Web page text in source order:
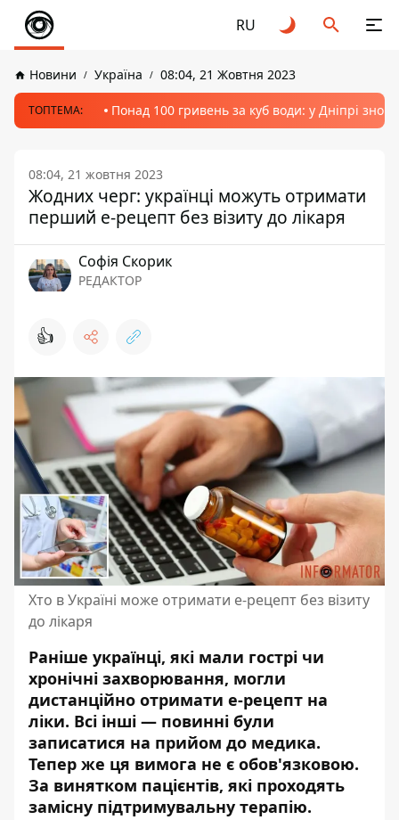
RU
Новини Україна 08:04, 21 Жовтня 2023
ТОПТЕМА: Понад 100 гривень за куб води: у Дніпрі
08:04, 21 жовтня 2023
Жодних черг: українці можуть отримати
перший е-рецепт без візиту до лікаря
Софія Скорик
РЕДАКТОР
👍
Хто в Україні може отримати е-рецепт без візиту
до лікаря
Раніше українці, які мали гострі чи
хронічні захворювання, могли
дистанційно отримати е-рецепт на
ліки. Всі інші — повинні були
записатися на прийом до медика.
Тепер же ця вимога не є обов'язковою.
За винятком пацієнтів, які проходять
замісну підтримувальну терапію.